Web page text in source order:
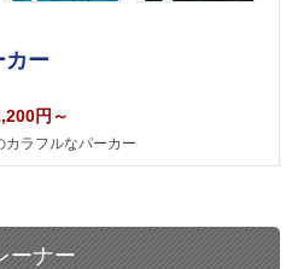
カー
円～
ラフルなパーカー
ーナー